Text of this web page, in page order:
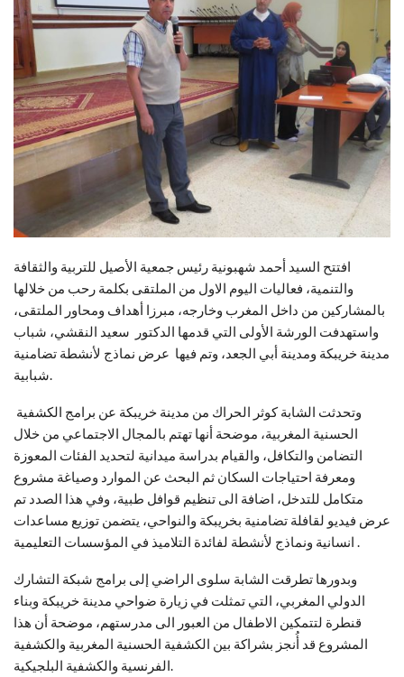
افتتح السيد أحمد شهبونية رئيس جمعية الأصيل للتربية والثقافة
والتنمية، فعاليات اليوم الاول من الملتقى بكلمة رحب من خلالها
بالمشاركين من داخل المغرب وخارجه، مبرزا أهداف ومحاور الملتقى،
واستهدفت الورشة الأولى التي قدمها الدكتور سعيد النقشي، شباب
مدينة خريبكة ومدينة أبي الجعد، وتم فيها عرض نماذج لأنشطة تضامنية
شبابية.
الحسنية المغربية، موضحة أنها تهتم بالمجال الاجتماعي من خلال
التضامن والتكافل، والقيام بدراسة ميدانية لتحديد الفئات المعوزة
ومعرفة احتياجات السكان ثم البحث عن الموارد وصياغة مشروع
متكامل للتدخل، اضافة الى تنظيم قوافل طبية، وفي هذا الصدد تم
عرض فيديو لقافلة تضامنية بخريبكة والنواحي، يتضمن توزيع مساعدات
انسانية ونماذج لأنشطة لفائدة التلاميذ في المؤسسات التعليمية .
وبدورها تطرقت الشابة سلوى الراضي إلى برامج شبكة التشارك
الدولي المغربي، التي تمثلت في زيارة ضواحي مدينة خريبكة وبناء
قنطرة لتتمكين الاطفال من العبور الى مدرستهم، موضحة أن هذا
المشروع قد أُنجز بشراكة بين الكشفية الحسنية المغربية والكشفية
الفرنسية والكشفية البلجيكية.